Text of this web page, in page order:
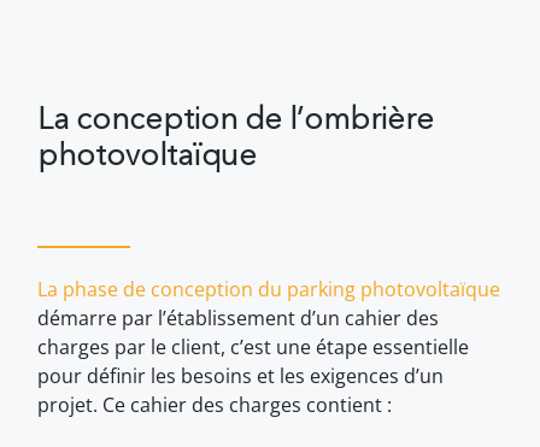
La conception de l’ombrière
photovoltaïque
La phase de conception du parking photovoltaïque
démarre par l’établissement d’un cahier des
charges par le client, c’est une étape essentielle
pour définir les besoins et les exigences d’un
projet. Ce cahier des charges contient :